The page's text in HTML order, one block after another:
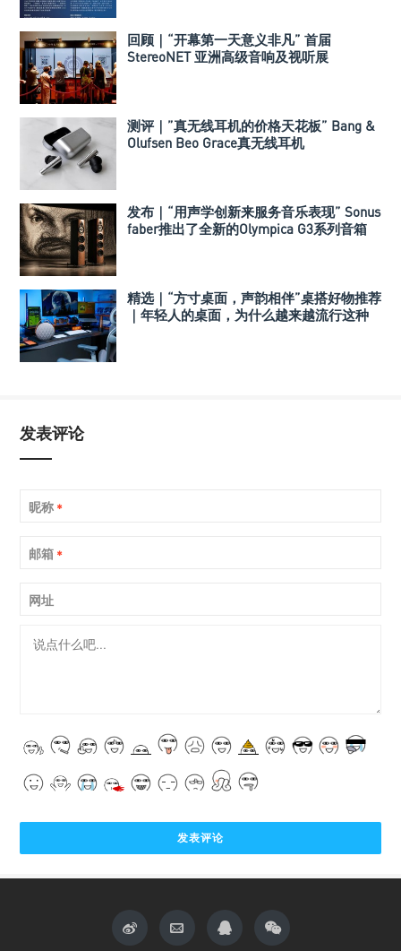
回顾｜“开幕第一天意义非凡” 首届
StereoNET 亚洲高级音响及视听展
测评｜”真无线耳机的价格天花板” Bang &
Olufsen Beo Grace真无线耳机
发布｜“用声学创新来服务音乐表现” Sonus
faber推出了全新的Olympica G3系列音箱
精选｜“方寸桌面，声韵相伴”桌搭好物推荐
｜年轻人的桌面，为什么越来越流行这种
发表评论
昵称 *
邮箱 *
网址